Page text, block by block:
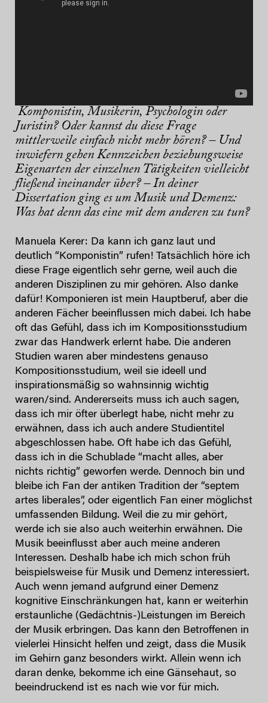
Komponistin, Musikerin, Psychologin oder
Juristin? Oder kannst du diese Frage
mittlerweile einfach nicht mehr hören? – Und
inwiefern gehen Kennzeichen beziehungsweise
Eigenarten der einzelnen Tätigkeiten vielleicht
fließend ineinander über? – In deiner
Dissertation ging es um Musik und Demenz:
Was hat denn das eine mit dem anderen zu tun?
Manuela Kerer: Da kann ich ganz laut und
deutlich “Komponistin” rufen! Tatsächlich höre ich
diese Frage eigentlich sehr gerne, weil auch die
anderen Disziplinen zu mir gehören. Also danke
dafür! Komponieren ist mein Hauptberuf, aber die
anderen Fächer beeinflussen mich dabei. Ich habe
oft das Gefühl, dass ich im Kompositionsstudium
zwar das Handwerk erlernt habe. Die anderen
Studien waren aber mindestens genauso
Kompositionsstudium, weil sie ideell und
inspirationsmäßig so wahnsinnig wichtig
waren/sind. Andererseits muss ich auch sagen,
dass ich mir öfter überlegt habe, nicht mehr zu
erwähnen, dass ich auch andere Studientitel
abgeschlossen habe. Oft habe ich das Gefühl,
dass ich in die Schublade “macht alles, aber
nichts richtig” geworfen werde. Dennoch bin und
bleibe ich Fan der antiken Tradition der “septem
artes liberales”, oder eigentlich Fan einer möglichst
umfassenden Bildung. Weil die zu mir gehört,
werde ich sie also auch weiterhin erwähnen. Die
Musik beeinflusst aber auch meine anderen
Interessen. Deshalb habe ich mich schon früh
beispielsweise für Musik und Demenz interessiert.
Auch wenn jemand aufgrund einer Demenz
kognitive Einschränkungen hat, kann er weiterhin
erstaunliche (Gedächtnis-)Leistungen im Bereich
der Musik erbringen. Das kann den Betroffenen in
vielerlei Hinsicht helfen und zeigt, dass die Musik
im Gehirn ganz besonders wirkt. Allein wenn ich
daran denke, bekomme ich eine Gänsehaut, so
beeindruckend ist es nach wie vor für mich.